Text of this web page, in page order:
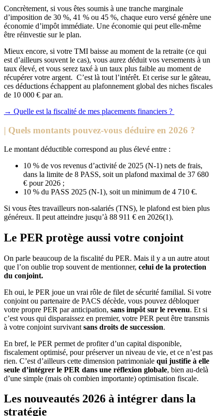
Concrètement, si vous êtes soumis à une tranche marginale
d’imposition de 30 %, 41 % ou 45 %, chaque euro versé génère une
économie d’impôt immédiate. Une économie qui peut elle-même
être réinvestie sur le plan.
Mieux encore, si votre TMI baisse au moment de la retraite (ce qui
est d’ailleurs souvent le cas), vous aurez déduit vos versements à un
taux élevé, et vous serez taxé à un taux plus faible au moment de
récupérer votre argent. C’est là tout l’intérêt. Et cerise sur le gâteau,
ces déductions échappent au plafonnement global des niches fiscales
de 10 000 € par an.
→ Quelle est la fiscalité de mes placements financiers ?
| Quels montants pouvez-vous déduire en 2026 ?
Le montant déductible correspond au plus élevé entre :
10 % de vos revenus d’activité de 2025 (N-1) nets de frais,
dans la limite de 8 PASS, soit un plafond maximal de 37 680
€ pour 2026 ;
10 % du PASS 2025 (N-1), soit un minimum de 4 710 €.
Si vous êtes travailleurs non-salariés (TNS), le plafond est bien plus
généreux. Il peut atteindre jusqu’à 88 911 € en 2026(1).
Le PER protège aussi votre conjoint
On parle beaucoup de la fiscalité du PER. Mais il y a un autre atout
que l’on oublie trop souvent de mentionner, celui de la protection
du conjoint.
Eh oui, le PER joue un vrai rôle de filet de sécurité familial. Si votre
conjoint ou partenaire de PACS décède, vous pouvez débloquer
votre propre PER par anticipation, sans impôt sur le revenu. Et si
c’est vous qui disparaissez en premier, votre PER peut être transmis
à votre conjoint survivant sans droits de succession.
En bref, le PER permet de profiter d’un capital disponible,
fiscalement optimisé, pour préserver un niveau de vie, et ce n’est pas
rien. C’est d’ailleurs cette dimension patrimoniale qui justifie à elle
seule d’intégrer le PER dans une réflexion globale, bien au-delà
d’une simple (mais oh combien importante) optimisation fiscale.
Les nouveautés 2026 à intégrer dans la
stratégie